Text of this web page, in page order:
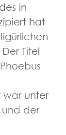
in
hat
Titel
war unter
und der